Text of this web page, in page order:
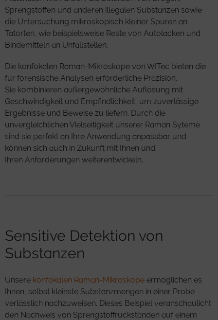
Sprengstoffen und anderen illegalen Substanzen sowie
die Untersuchung mikroskopisch kleiner Spuren an
Tatorten, wie beispielsweise Reste von Autolacken und
Bindemitteln an Unfallstellen.
Die konfokalen Raman-Mikroskope von WITec bieten die
für forensische Analysen erforderliche Präzision.
Sie kombinieren außergewöhnliche Auflösung mit
Geschwindigkeit und Empfindlichkeit, um zuverlässige
Ergebnisse und Beweise zu liefern. Durch die
unvergleichlichen Vielseitigkeit unserer Raman Syteme
sind sie perfekt an Ihre Anwendung anpassbar und
können sich auch in Zukunft mit Ihnen und
Ihren Anforderungen weiterentwickeln.
Sensitive Detektion von
Substanzen
Unsere konfokalen Raman-Mikroskope ermöglichen es
Ihnen, selbst kleinste Substanzmengen in einer Probe
verlässlich nachzuweisen. Dieses Beispiel veranschaulicht
den Nachweis von Sprengstoffrückständen auf einem